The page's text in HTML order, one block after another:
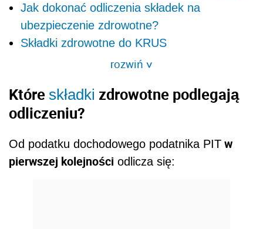
Jak dokonać odliczenia składek na
ubezpieczenie zdrowotne?
Składki zdrowotne do KRUS
rozwiń>
Które składki zdrowotne podlegają
odliczeniu?
Od podatku dochodowego podatnika PIT w
pierwszej kolejności odlicza się: